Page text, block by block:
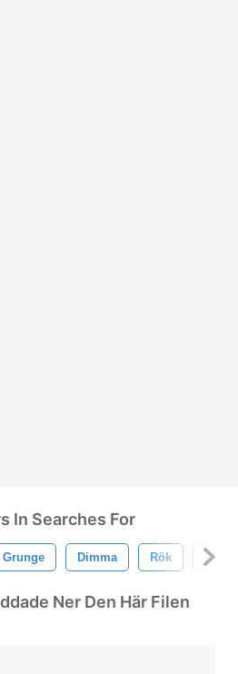
In Searches For
Grunge Dimma Rök Brand
Ner Den Här Filen